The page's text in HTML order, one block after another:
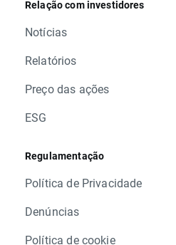
Relação com investidores
Notícias
Relatórios
Preço das ações
ESG
Regulamentação
Política de Privacidade
Denúncias
Política de cookie